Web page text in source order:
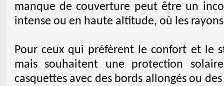
manque de couverture peut être un
intense ou en haute altitude, où les
Pour ceux qui préfèrent le confort et le
mais souhaitent une protection
casquettes avec des bords allongés ou